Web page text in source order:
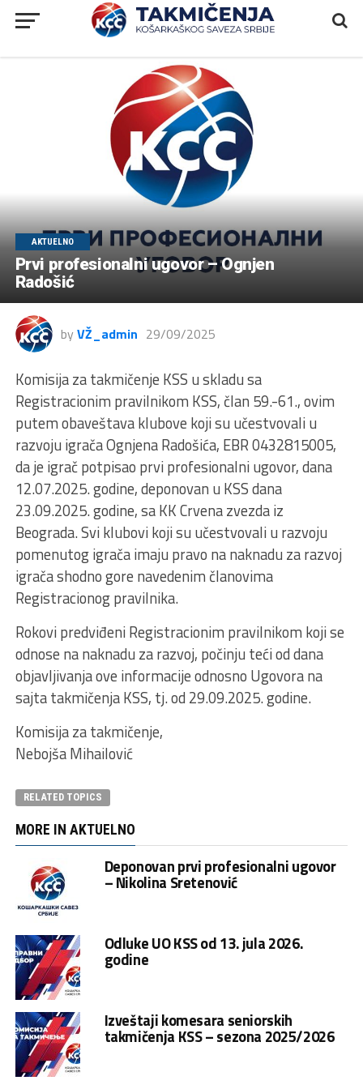
AKTUELNO
Prvi profesionalni ugovor – Ognjen
Radošić
by VŽ_admin 29/09/2025
Komisija za takmičenje KSS u skladu sa
Registracionim pravilnikom KSS, član 59.-61., ovim
putem obaveštava klubove koji su učestvovali u
razvoju igrača Ognjena Radošića, EBR 0432815005,
da je igrač potpisao prvi profesionalni ugovor, dana
12.07.2025. godine, deponovan u KSS dana
23.09.2025. godine, sa KK Crvena zvezda iz
Beograda. Svi klubovi koji su učestvovali u razvoju
pomenutog igrača imaju pravo na naknadu za razvoj
igrača shodno gore navedenim članovima
Registracionog pravilnika.
Rokovi predviđeni Registracionim pravilnikom koji se
odnose na naknadu za razvoj, počinju teći od dana
objavljivanja ove informacije odnosno Ugovora na
sajta takmičenja KSS, tj. od 29.09.2025. godine.
Komisija za takmičenje,
Nebojša Mihailović
RELATED TOPICS
MORE IN AKTUELNO
Deponovan prvi profesionalni ugovor
– Nikolina Sretenović
Odluke UO KSS od 13. jula 2026.
godine
Izveštaji komesara seniorskih
takmičenja KSS – sezona 2025/2026